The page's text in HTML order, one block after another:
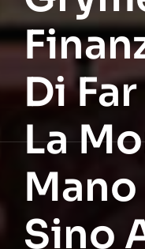
Di
La
Sino